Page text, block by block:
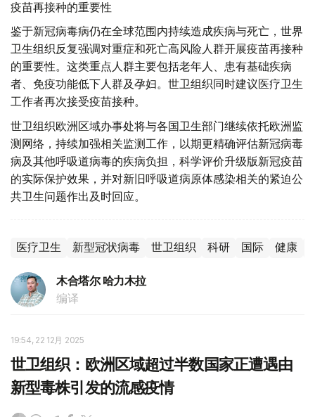
疫苗再接种的重要性
鉴于新冠病毒病仍在全球范围内持续造成疾病与死亡，世界
卫生组织反复强调对重症和死亡高风险人群开展疫苗再接种
的重要性。这类重点人群主要包括老年人、患有基础疾病
者、免疫功能低下人群及孕妇。世卫组织同时建议医疗卫生
工作者再次接受疫苗接种。
世卫组织欧洲区域办事处将与各国卫生部门继续依托欧洲监
测网络，持续加强相关监测工作，以期更精确评估新冠病毒
病及其他呼吸道病毒的疾病负担，科学评价升级版新冠疫苗
的实际保护效果，并对新旧呼吸道病原体感染相关的紧迫公
共卫生问题作出及时回应。
医疗卫生 新型冠状病毒 世卫组织 科研 国际 健康
木合塔尔 哈力木拉
编译
19:54, 22 12月 2025
世卫组织：欧洲区域超过半数国家正遭遇由
新型毒株引发的流感疫情